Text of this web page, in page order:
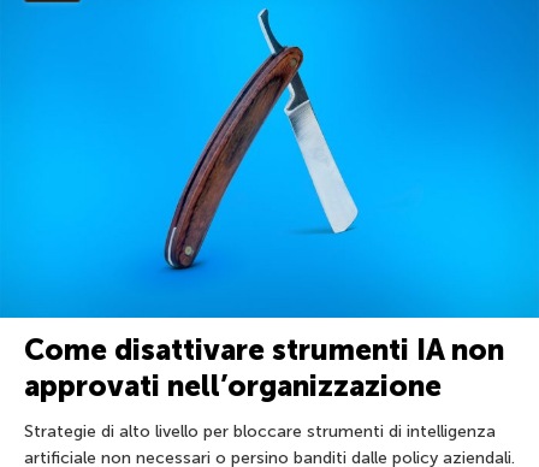
Come disattivare strumenti IA non
approvati nell’organizzazione
Strategie di alto livello per bloccare strumenti di intelligenza
artificiale non necessari o persino banditi dalle policy aziendali.